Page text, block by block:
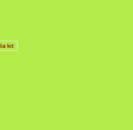
kit